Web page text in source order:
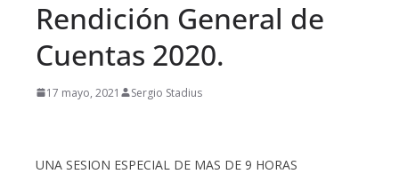
Rendición General de
Cuentas 2020.
17 mayo, 2021 Sergio Stadius
UNA SESION ESPECIAL DE MAS DE 9 HORAS